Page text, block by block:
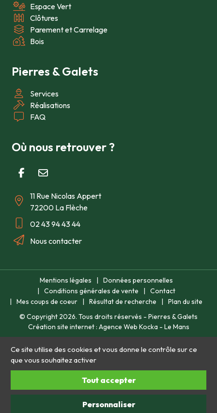
Espace Vert
Clôtures
Parement et Carrelage
Bois
Pierres & Galets
Services
Réalisations
FAQ
Où nous retrouver ?
11 Rue Nicolas Appert
72200 La Flèche
02 43 94 43 44
Nous contacter
Mentions légales
Données personnelles
Conditions générales de vente
Contact
Mes coups de coeur
Résultat de recherche
Plan du site
© Copyright 2026. Tous droits réservés - Pierres & Galets
Création site internet : Agence Web Kocka - Le Mans
Ce site utilise des cookies et vous donne le contrôle sur ce
que vous souhaitez activer
Tout accepter
Personnaliser